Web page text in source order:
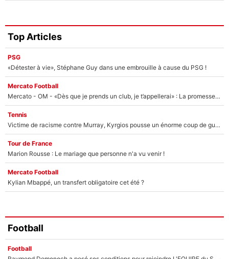
Top Articles
PSG
«Détester à vie», Stéphane Guy dans une embrouille à cause du PSG !
Mercato Football
Mercato - OM - «Dès que je prends un club, je t’appellerai» : La promesse de Marcelino au moment de claquer la porte
Tennis
Victime de racisme contre Murray, Kyrgios pousse un énorme coup de gueule !
Tour de France
Marion Rousse : Le mariage que personne n'a vu venir !
Mercato Football
Kylian Mbappé, un transfert obligatoire cet été ?
Football
Football